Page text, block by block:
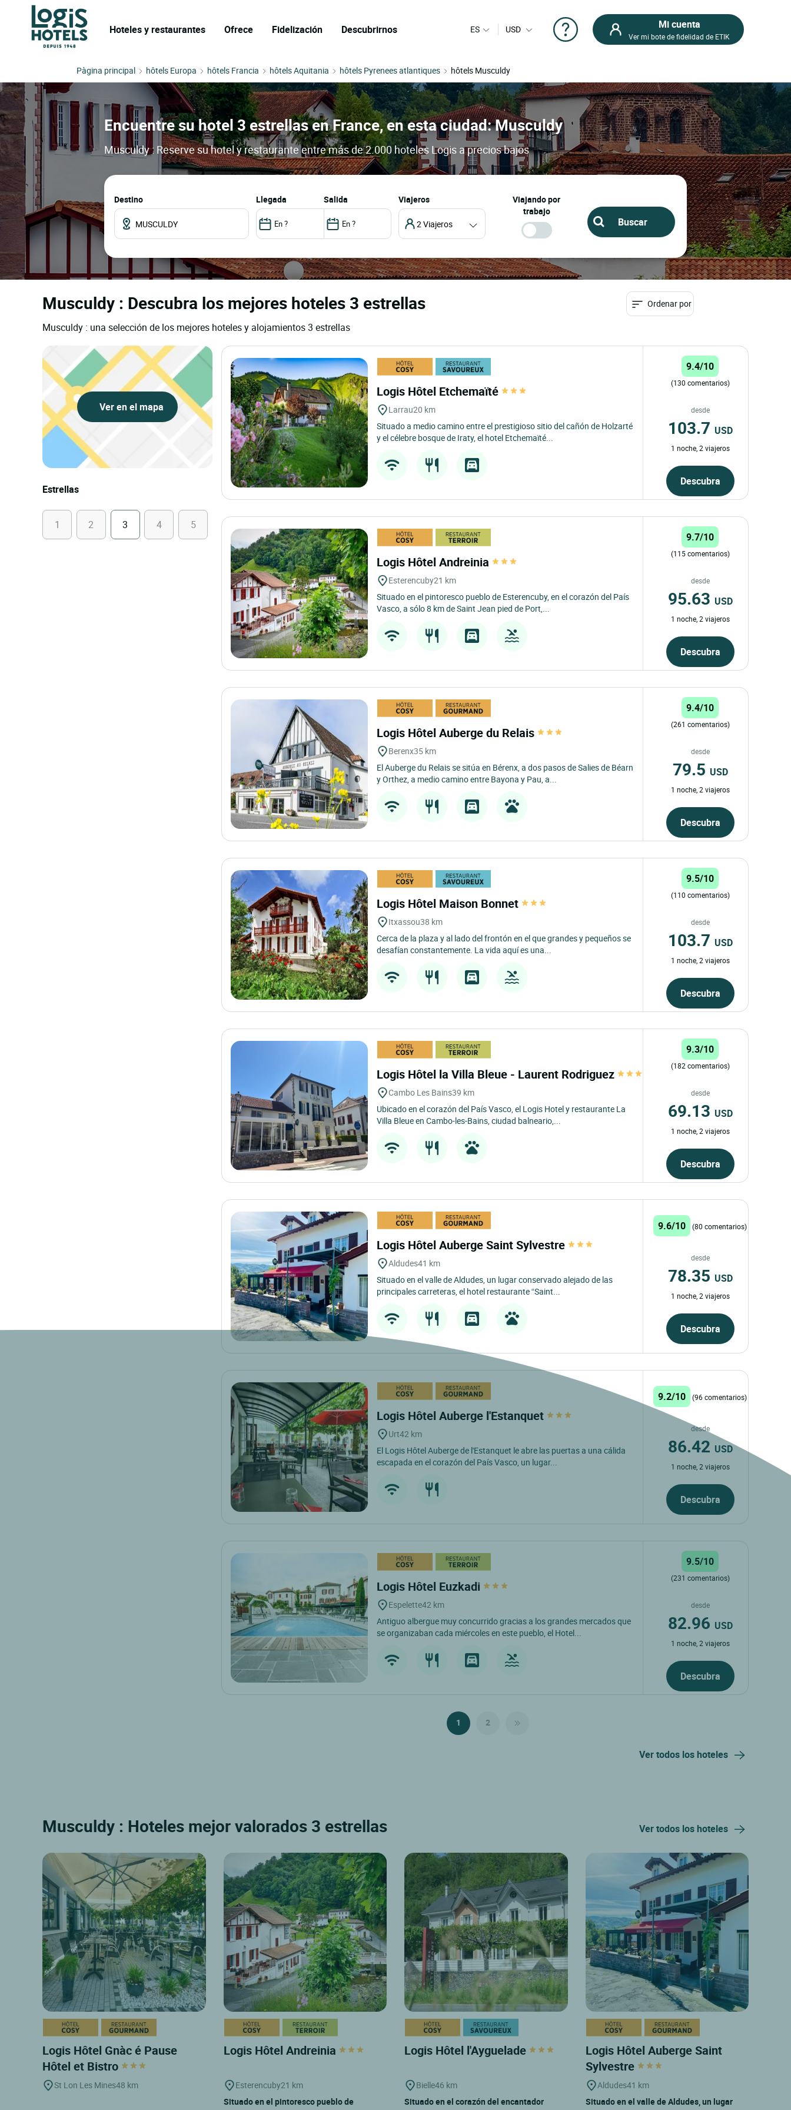
Hoteles y restaurantes Ofrece Fidelización Descubrirnos ES USD Mi cuenta
Ver mi bote de fidelidad de ETIK
Pàgina principal hôtels Europa hôtels Francia hôtels Aquitania hôtels Pyrenees atlantiques hôtels Musculdy
Encuentre su hotel 3 estrellas en France, en esta ciudad: Musculdy
Musculdy : Reserve su hotel y restaurante entre más de 2.000 hoteles Logis a precios bajos
Destino llegada salida Viajeros
2 Viajeros
Viajando por
trabajo
Musculdy : Descubra los mejores hoteles 3 estrellas
Musculdy : una selección de los mejores hoteles y alojamientos 3 estrellas
Ordenar por
Ver en el mapa
Estrellas
1 2 3 4 5
Logis Hôtel Etchemaïté
Larrau20 km
Situado a medio camino entre el prestigioso sitio del cañón de Holzarté
y el célebre bosque de Iraty, el hotel Etchemaïté...
9.4/10
(130 comentarios)
desde
103.7 USD
1 noche, 2 viajeros
Descubra
Logis Hôtel Andreinia
Esterencuby21 km
Situado en el pintoresco pueblo de Esterencuby, en el corazón del País
Vasco, a sólo 8 km de Saint Jean pied de Port,...
9.7/10
(115 comentarios)
desde
95.63 USD
1 noche, 2 viajeros
Descubra
Logis Hôtel Auberge du Relais
Berenx35 km
El Auberge du Relais se sitúa en Bérenx, a dos pasos de Salies de Béarn
y Orthez, a medio camino entre Bayona y Pau, a...
9.4/10
(261 comentarios)
desde
79.5 USD
1 noche, 2 viajeros
Descubra
Logis Hôtel Maison Bonnet
Itxassou38 km
Cerca de la plaza y al lado del frontón en el que grandes y pequeños se
desafían constantemente. La vida aquí es una...
9.5/10
(110 comentarios)
desde
103.7 USD
1 noche, 2 viajeros
Descubra
Logis Hôtel la Villa Bleue - Laurent Rodriguez
Cambo Les Bains39 km
Ubicado en el corazón del País Vasco, el Logis Hotel y restaurante La
Villa Bleue en Cambo-les-Bains, ciudad balneario,...
9.3/10
(182 comentarios)
desde
69.13 USD
1 noche, 2 viajeros
Descubra
Logis Hôtel Auberge Saint Sylvestre
Aldudes41 km
Situado en el valle de Aldudes, un lugar conservado alejado de las
principales carreteras, el hotel restaurante “Saint...
9.6/10 (80 comentarios)
desde
78.35 USD
1 noche, 2 viajeros
Descubra
Logis Hôtel Auberge l'Estanquet
Urt42 km
El Logis Hôtel Auberge de l'Estanquet le abre las puertas a una cálida
escapada en el corazón del País Vasco, un lugar...
9.2/10 (96 comentarios)
desde
86.42 USD
1 noche, 2 viajeros
Descubra
Logis Hôtel Euzkadi
Espelette42 km
Antiguo albergue muy concurrido gracias a los grandes mercados que
se organizaban cada miércoles en este pueblo, el Hotel...
9.5/10
(231 comentarios)
desde
82.96 USD
1 noche, 2 viajeros
Descubra
1 2
Ver todos los hoteles
Musculdy : Hoteles mejor valorados 3 estrellas Ver todos los hoteles
Logis Hôtel Gnàc é Pause
Hôtel et Bistro
St Lon Les Mines48 km
Logis Hôtel Andreinia
Esterencuby21 km
Situado en el pintoresco pueblo de
Logis Hôtel l'Ayguelade
Bielle46 km
Situado en el corazón del encantador
Logis Hôtel Auberge Saint
Sylvestre
Aldudes41 km
Situado en el valle de Aldudes, un lugar